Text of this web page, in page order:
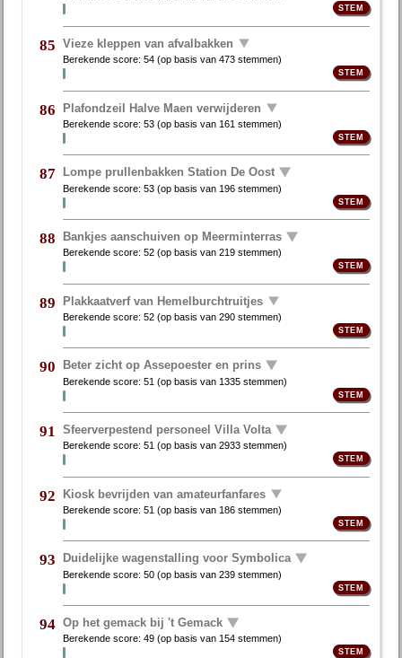
85 Vieze kleppen van afvalbakken
Berekende score:54 (op basis van473 stemmen)
86 Plafondzeil Halve Maen verwijderen
Berekende score:53 (op basis van 161 stemmen)
87 Lompe prullenbakken Station De Oost
Berekende score:53 (op basis van 196 stemmen)
88 Bankjes aanschuiven op Meerminterras
Berekende score:52 (op basis van219 stemmen)
89 Plakkaatverf van Hemelburchtruitjes
Berekende score:52 (op basis van290 stemmen)
90 Beter zicht op Assepoester en prins
Berekende score:51 (op basis van 1335 stemmen)
91 Sfeerverpestend personeel Villa Volta
Berekende score:51 (op basis van2933 stemmen)
92 Kiosk bevrijden van amateurfanfares
Berekende score:51 (op basis van 186 stemmen)
93 Duidelijke wagenstalling voor Symbolica
Berekende score:50 (op basis van239 stemmen)
94 Op het gemack bij 't Gemack
Berekende score:49 (op basis van 154 stemmen)